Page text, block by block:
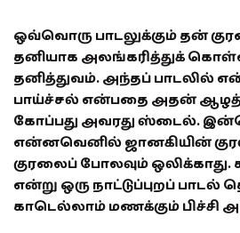
ஒவ்வொரு பாடலுக்கும் தன்
தனியாக அலங்கரித்துக்
தனித்துவம். அந்தப் பாடலில்
பாய்ச்சல் என்பதை அதன்
கோப்பது அவரது ஸ்டைல்.
என்னவெனில் ஜானகியின்
குரலைப் போலவும் ஒலிக்காது.
என்று ஒரு நாட்டுப்புறப் பாடல்
காடெல்லாம் மணக்கும் பிச்சி